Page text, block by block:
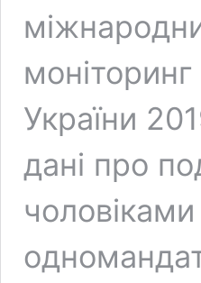
України
дані про